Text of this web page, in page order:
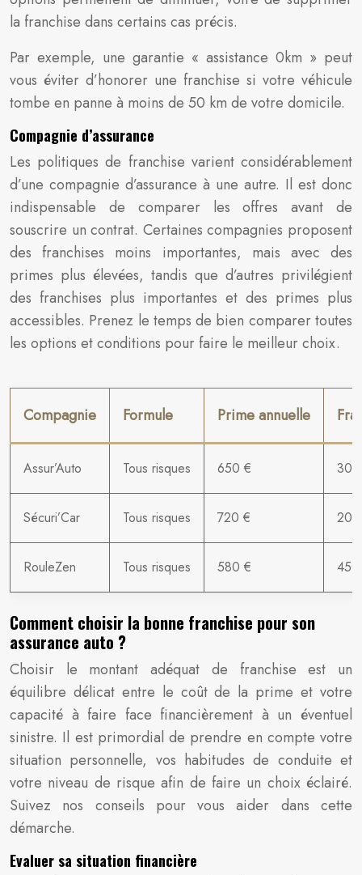
la franchise dans certains cas précis.
Par exemple, une garantie « assistance 0km » peut
vous éviter d’honorer une franchise si votre véhicule
tombe en panne à moins de 50 km de votre domicile.
Compagnie d’assurance
Les politiques de franchise varient considérablement
d’une compagnie d’assurance à une autre. Il est donc
indispensable de comparer les offres avant de
souscrire un contrat. Certaines compagnies proposent
des franchises moins importantes, mais avec des
primes plus élevées, tandis que d’autres privilégient
des franchises plus importantes et des primes plus
accessibles. Prenez le temps de bien comparer toutes
les options et conditions pour faire le meilleur choix.
Compagnie Formule Prime annuelle
Assur’Auto Tous risques 650 €
Sécuri’Car Tous risques 720 €
RouleZen Tous risques 580 €
Comment choisir la bonne franchise pour son
assurance auto ?
Choisir le montant adéquat de franchise est un
équilibre délicat entre le coût de la prime et votre
capacité à faire face financièrement à un éventuel
sinistre. Il est primordial de prendre en compte votre
situation personnelle, vos habitudes de conduite et
votre niveau de risque afin de faire un choix éclairé.
Suivez nos conseils pour vous aider dans cette
démarche.
Evaluer sa situation financière